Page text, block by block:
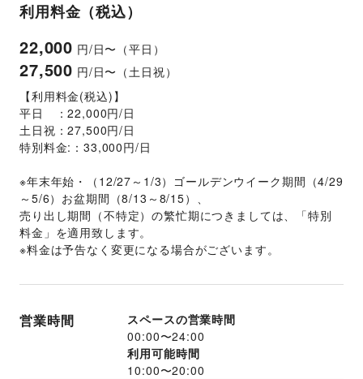
利用料金（税込）
22,000 円/日〜（平日）
27,500 円/日〜（土日祝）
【利用料金(税込)】
平日　：22,000円/日
土日祝：27,500円/日
特別料金:：33,000円/日
※年末年始・（12/27～1/3）ゴールデンウイーク期間（4/29
～5/6）お盆期間（8/13～8/15）、
売り出し期間（不特定）の繁忙期につきましては、「特別
料金」を適用致します。
※料金は予告なく変更になる場合がございます。
営業時間
スペースの営業時間
00:00〜24:00
利用可能時間
10:00〜20:00